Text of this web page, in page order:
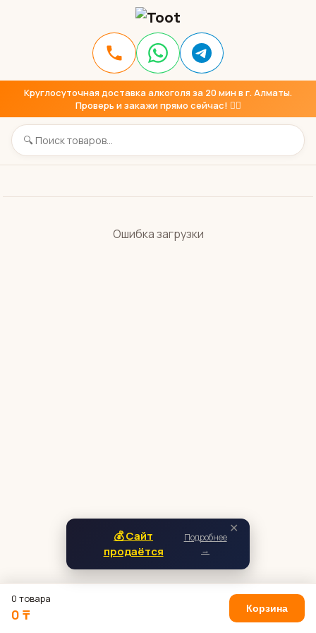
Круглосуточная доставка алкоголя за 20 мин в г. Алматы.
Проверь и закажи прямо сейчас! 👇🏼
Ошибка загрузки
✕
💰 Сайт
продаётся
Подробнее
→
0 товара
0 ₸ Корзина